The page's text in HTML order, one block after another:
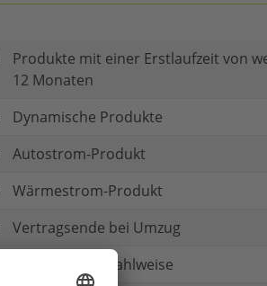
Produkte mit einer Erstlaufzeit von
12 Monaten
Dynamische Produkte
Autostrom-Produkt
Wärmestrom-Produkt
Vertragsende bei Umzug
Mehr als eine Zahlweise